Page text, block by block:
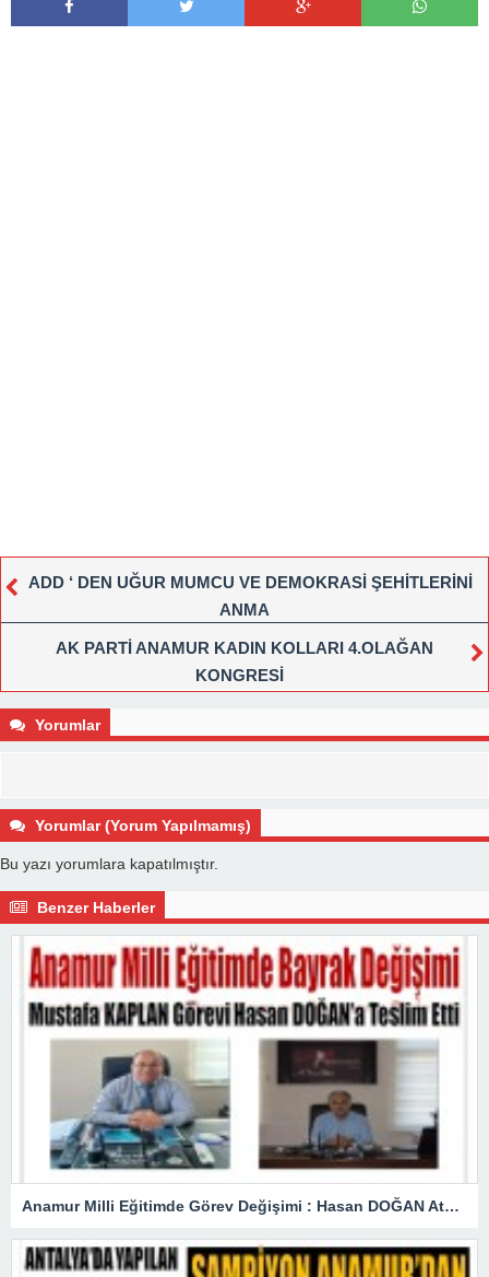
ADD ‘ DEN UĞUR MUMCU VE DEMOKRASİ ŞEHİTLERİNİ
ANMA
AK PARTİ ANAMUR KADIN KOLLARI 4.OLAĞAN
KONGRESİ
Yorumlar
Yorumlar (Yorum Yapılmamış)
Bu yazı yorumlara kapatılmıştır.
Benzer Haberler
Anamur Milli Eğitimde Görev Değişimi : Hasan DOĞAN Atandı